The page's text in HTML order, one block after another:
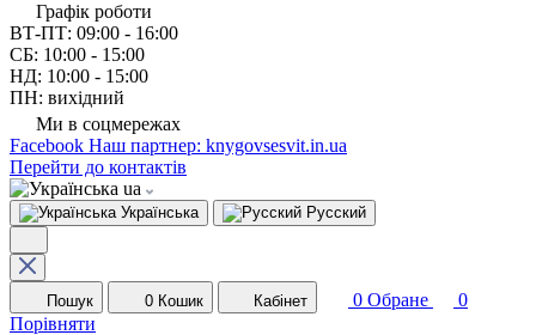
Графік роботи
ВТ-ПТ: 09:00 - 16:00
СБ: 10:00 - 15:00
НД: 10:00 - 15:00
ПН: вихідний
Ми в соцмережах
Facebook Наш партнер: knygovsesvit.in.ua
Перейти до контактів
ua
Українська Русский
Пошук 0 Кошик Кабінет 0 Обране
0
Порівняти